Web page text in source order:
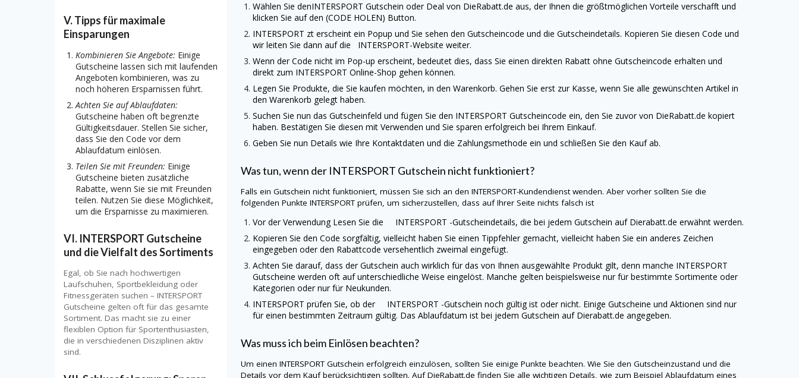
Wählen Sie denINTERSPORTGutschein oder Deal von DieRabatt.de aus, der Ihnen die größtmöglichen Vorteile verschafft und
klicken Sie auf den (CODE HOLEN) Button.
INTERSPORT zt erscheint ein Popup und Sie sehen den Gutscheincode und die Gutscheindetails. Kopieren Sie diesen Code und
wir leiten Sie dann auf die INTERSPORT-Website weiter.
Wenn der Code nicht im Pop-up erscheint, bedeutet dies, dass Sie einen direkten Rabatt ohne Gutscheincode erhalten und
direkt zum INTERSPORTOnline-Shop gehen können.
Legen Sie Produkte, die Sie kaufen möchten, in den Warenkorb. Gehen Sie erst zur Kasse, wenn Sie alle gewünschten Artikel in
den Warenkorb gelegt haben.
Suchen Sie nun das Gutscheinfeld und fügen Sie den INTERSPORTGutscheincode ein, den Sie zuvor von DieRabatt.de kopiert
haben. Bestätigen Sie diesen mit Verwenden und Sie sparen erfolgreich bei Ihrem Einkauf.
Geben Sie nun Details wie Ihre Kontaktdaten und die Zahlungsmethode ein und schließen Sie den Kauf ab.
Was tun, wenn der INTERSPORT Gutschein nicht funktioniert?
Falls ein Gutschein nicht funktioniert, müssen Sie sich an denINTERSPORT-Kundendienst wenden. Aber vorher sollten Sie die
folgenden Punkte INTERSPORTprüfen, um sicherzustellen, dass auf Ihrer Seite nichts falsch ist
Vor der Verwendung Lesen Sie die INTERSPORT -Gutscheindetails, die bei jedem Gutschein aufDierabatt.de erwähnt werden.
Kopieren Sie den Code sorgfältig, vielleicht haben Sie einen Tippfehler gemacht, vielleicht haben Sie ein anderes Zeichen
eingegeben oder den Rabattcode versehentlich zweimal eingefügt.
Achten Sie darauf, dass der Gutschein auch wirklich für das von Ihnen ausgewählte Produkt gilt, denn manche INTERSPORT
Gutscheine werden oft auf unterschiedliche Weise eingelöst. Manche gelten beispielsweise nur für bestimmte Sortimente oder
Kategorien oder nur für Neukunden.
INTERSPORTprüfen Sie, ob der INTERSPORT -Gutschein noch gültig ist oder nicht. Einige Gutscheine und Aktionen sind nur
für einen bestimmten Zeitraum gültig. Das Ablaufdatum ist bei jedem Gutschein aufDierabatt.de angegeben.
Was muss ich beim Einlösen beachten?
Um einen INTERSPORTGutschein erfolgreich einzulösen, sollten Sie einige Punkte beachten. Wie Sie den Gutscheinzustand und die
Details vor dem Kauf berücksichtigen sollten. AufDieRabatt.de finden Sie alle wichtigen Details, wie zum Beispiel Ablaufdatum eines
V. Tipps für maximale
Einsparungen
Kombinieren Sie Angebote: Einige
Gutscheine lassen sich mit laufenden
Angeboten kombinieren, was zu
noch höheren Ersparnissen führt.
Achten Sie auf Ablaufdaten:
Gutscheine haben oft begrenzte
Gültigkeitsdauer. Stellen Sie sicher,
dass Sie den Code vor dem
Ablaufdatum einlösen.
Teilen Sie mit Freunden: Einige
Gutscheine bieten zusätzliche
Rabatte, wenn Sie sie mit Freunden
teilen. Nutzen Sie diese Möglichkeit,
um die Ersparnisse zu maximieren.
VI. INTERSPORT Gutscheine
und die Vielfalt des Sortiments
Egal, ob Sie nach hochwertigen
Laufschuhen, Sportbekleidung oder
Fitnessgeräten suchen – INTERSPORT
Gutscheine gelten oft für das gesamte
Sortiment. Das macht sie zu einer
flexiblen Option für Sportenthusiasten,
die in verschiedenen Disziplinen aktiv
sind.